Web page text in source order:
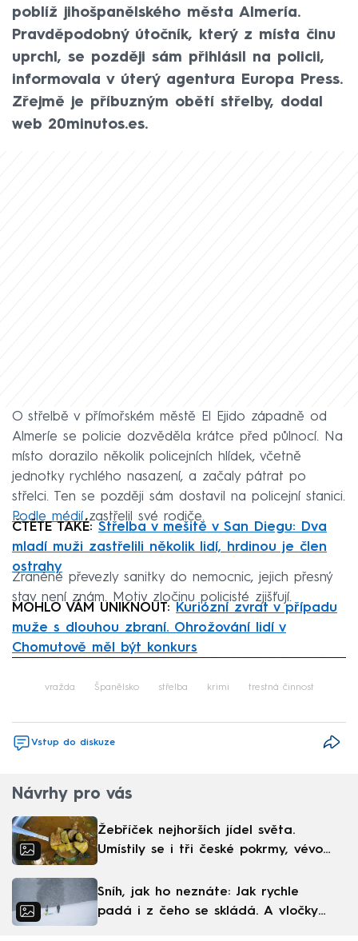
poblíž jihošpanělského města Almería.
Pravděpodobný útočník, který z místa činu
uprchl, se později sám přihlásil na policii,
informovala v úterý agentura Europa Press.
Zřejmě je příbuzným obětí střelby, dodal
web 20minutos.es.
O střelbě v přímořském městě El Ejido západně od
Almeríe se policie dozvěděla krátce před půlnocí. Na
místo dorazilo několik policejních hlídek, včetně
jednotky rychlého nasazení, a začaly pátrat po
střelci. Ten se později sám dostavil na policejní stanici.
Podle médiízastřelil své rodiče.
ČTĚTE TAKÉ: Střelba v mešitě v San Diegu: Dva
mladí muži zastřelili několik lidí, hrdinou je člen
ostrahy
Zraněné převezly sanitky do nemocnic, jejich přesný
stav není znám. Motiv zločinu policisté zjišťují.
MOHLO VÁM UNIKNOUT:
Kuriózní zvrat v případu
muže s dlouhou zbraní. Ohrožování lidí v
Chomutově měl být konkurs
vražda Španělsko střelba krimi trestná činnost
Vstup do diskuze
Návrhy pro vás
Žebříček nejhorších jídel světa.
Umístily se i tři české pokrmy, vévodí
Sníh, jak ho neznáte: Jak rychle
padá i z čeho se skládá. A vločky